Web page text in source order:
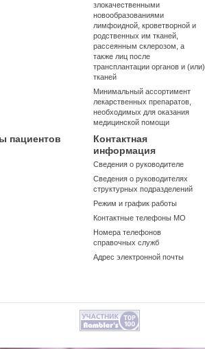
злокачественными
новообразованиями
лимфоидной, кроветворной и
родственных им тканей,
рассеянным склерозом, а
также лиц после
трансплантации органов и (или)
тканей
Минимальный ассортимент
лекарственных препаратов,
необходимых для оказания
медицинской помощи
пациентов
Контактная
информация
Сведения о руководителе
Сведения о руководителях
структурных подразделений
Режим и график работы
Контактные телефоны МО
Номера телефонов
справочных служб
Адрес электронной почты